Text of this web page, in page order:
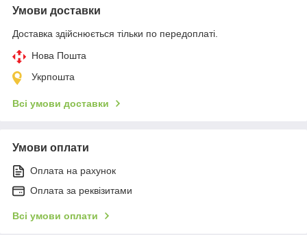
Умови доставки
Доставка здійснюється тільки по передоплаті.
Нова Пошта
Укрпошта
Всі умови доставки
Умови оплати
Оплата на рахунок
Оплата за реквізитами
Всі умови оплати